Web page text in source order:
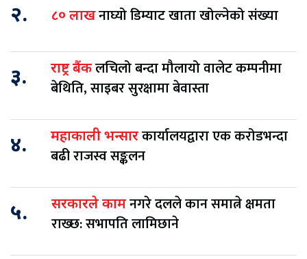
२. ८० लाखनाघ्यो डिम्याट खाता खोल्नेको संख्या
३. राष्ट्र बैंकलचिलो बन्दा मौलायो वालेट कम्पनीमा
बेथिति, साइबर सुरक्षामा बेवास्ता
४. महाकाली भन्सारकार्यालयद्वारा एक करोडभन्दा
बढी राजस्व सङ्कलन
५. सरकारले कामनगरे दलले कान समात्ने क्षमता
राख्छ: सभापति लामिछाने